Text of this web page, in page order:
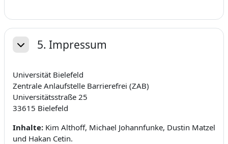
Replier5. Impressum
Universität Bielefeld
Zentrale Anlaufstelle Barrierefrei (ZAB)
Universitätsstraße 25
33615 Bielefeld
Inhalte: Kim Althoff, Michael Johannfunke, Dustin Matzel
und Hakan Cetin.